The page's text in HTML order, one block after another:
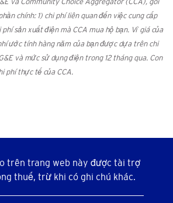
chính: 1) chi phí liên quan đến việc cung cấp
sản xuất điện mà CCA mua hộ bạn. Vì giá của
ước tính hàng năm của bạn được dựa trên chi
và mức sử dụng điện trong 12 tháng qua. Con
phí thực tế của CCA.
trên trang web này được tài trợ
thuế, trừ khi có ghi chú khác.